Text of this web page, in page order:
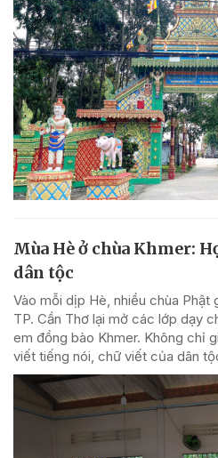
Mùa Hè ở chùa Khmer:
dân tộc
Vào mỗi dịp Hè, nhiều chùa Phật
TP. Cần Thơ lại mở các lớp dạy
em đồng bào Khmer. Không chỉ
viết tiếng nói, chữ viết của dân